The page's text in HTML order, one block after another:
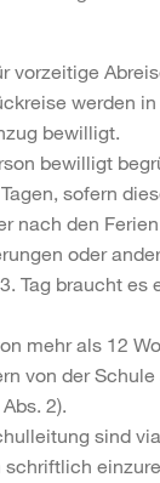
vorzeitige
werden
bewilligt.
bewilligt
sofern
nach den
oder
Tag braucht es
mehr als 12
von der
2).
sind via
schriftlich